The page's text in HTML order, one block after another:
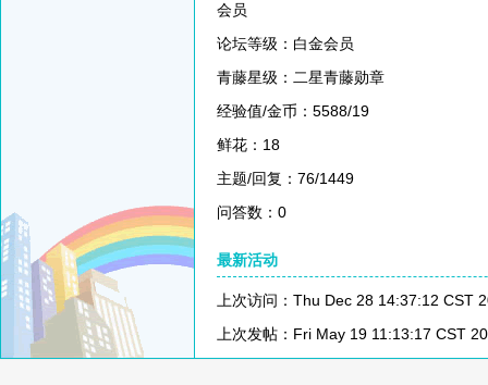
会员
论坛等级：白金会员
青藤星级：二星青藤勋章
经验值/金币：5588/19
鲜花：18
主题/回复：76/1449
问答数：0
最新活动
上次访问：Thu Dec 28 14:37:12 CST
上次发帖：Fri May 19 11:13:17 CST